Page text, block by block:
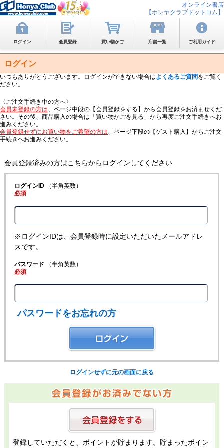
オンライン書店
【ホンヤクラブドットコム】
ログイン 会員登録 買い物かご 店舗一覧 ご利用ガイド
ログイン
いつもありがとうございます。ログインができない場合はよくあるご質問をご覧く
ださい。
〈ご注文手続き中の方へ〉
会員未登録の方は、ページ中段の【会員登録をする】から会員登録をお済ませくだ
さい。その後、商品購入の場合は「買い物かごを見る」から再度ご注文手続きへお
進みください。
会員登録せずにお買い物をご希望の方は、ページ下段の【ゲスト購入】からご注文
手続きへお進みください。
会員登録済みの方はこちらからログインしてください
ログインID（半角英数）
必須
※ログインIDは、会員登録時に設定いただいたメールアドレ
スです。
パスワード （半角英数）
必須
パスワードをお忘れの方
ログインせずに元の画面に戻る
登録していただくと、ポイントが貯まります。貯まったポイン